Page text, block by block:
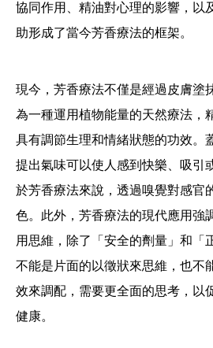
協同作用、精油對心理的影響，以
助形成了當今芳香療法的框架。
現今，芳香療法不僅是經過皮膚塗
為一種運用植物能量的天然療法，
具有調節生理和情緒狀態的功效。
提出氣味可以使人感到快樂、吸引
於芳香療法來說，透過嗅覺對感官
色。此外，芳香療法的現代應用強
用思維，除了「安全的劑量」和「
不能是片面的以徵狀來思維，也不
效來調配，需要更全面的思考，以
健康。